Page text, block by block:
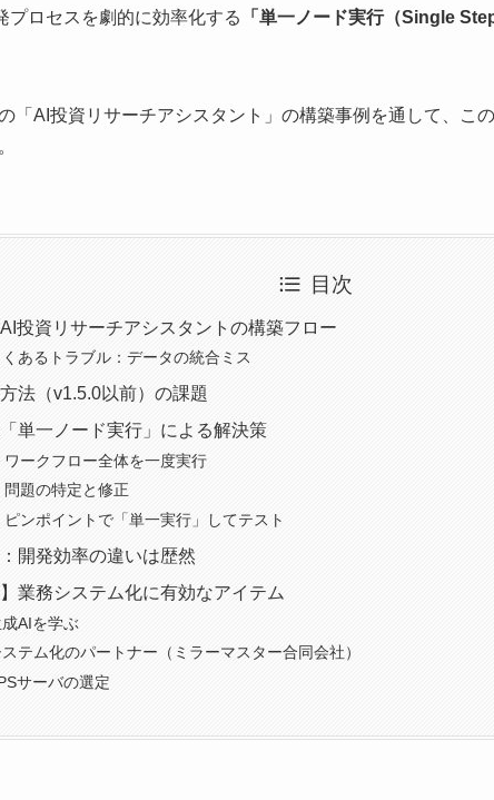
プロセスを劇的に効率化する 「単一ノード実行（Single
「AI投資リサーチアシスタント」の構築事例を通して、こ
目次
投資リサーチアシスタントの構築フロー
くあるトラブル：データの統合ミス
法（v1.5.0以前）の課題
単一ノード実行」による解決策
ワークフロー全体を一度実行
問題の特定と修正
ピンポイントで「単一実行」してテスト
開発効率の違いは歴然
】業務システム化に有効なアイテム
AIを学ぶ
ステム化のパートナー（ミラーマスター合同会社）
サーバの選定